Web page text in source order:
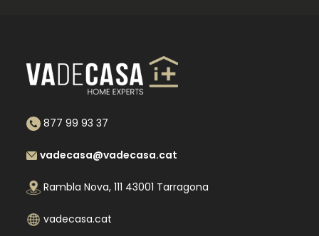
877 99 93 37
vadecasa@vadecasa.cat
Rambla Nova, 111 43001 Tarragona
vadecasa.cat